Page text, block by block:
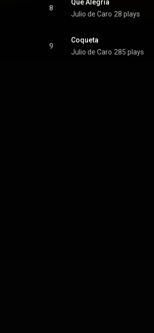
8
Que Alegria
Julio de Caro 28 plays
9
Coqueta
Julio de Caro 285 plays